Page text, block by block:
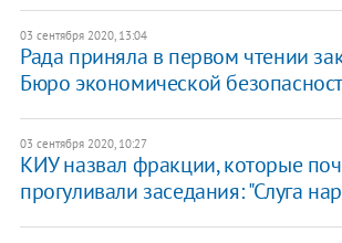
03 сентября 2020, 13:04
Рада приняла в первом чтении
Бюро экономической
03 сентября 2020, 10:27
КИУ назвал фракции, которые
прогуливали заседания: "Слуга